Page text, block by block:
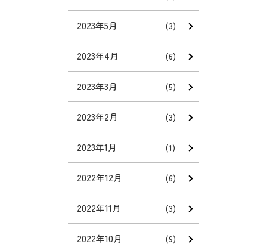
2023年5月 (3)
2023年4月 (6)
2023年3月 (5)
2023年2月 (3)
2023年1月 (1)
2022年12月 (6)
2022年11月 (3)
2022年10月 (9)